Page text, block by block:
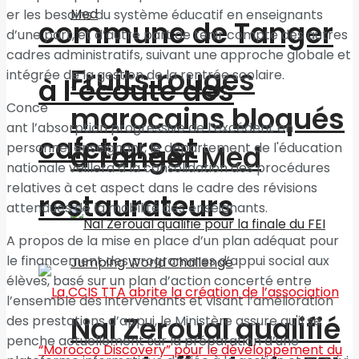
Fruits rouges
marocains bloqués
à Tanger Med
Nal Zeroual qualifié
commune de Tanger
à l’écoute des
cafetiers et
restaurateurs
er les besoins du système éducatif en enseignants
d’une part, et d’autre part de tenir compte des autres
cadres administratifs, suivant une approche globale et
intégrée de la gestion de la rentrée scolaire.
Conce
ant l’absorption progressive de l’excédent en
personnel enseignant, le département de l'éducation
nationale veillera à la consolidation des procédures
relatives à cet aspect dans le cadre des révisions
attendues de la mobilité des enseignants.
A propos de la mise en place d’un plan adéquat pour
le financement des programmes d’appui social aux
élèves, basé sur un plan d’action concerté entre
l’ensemble des intervenants et visant l’amélioration
des prestations d’appui, le Ministère assure qu'il se
penche actuellement sur la préparation d’une